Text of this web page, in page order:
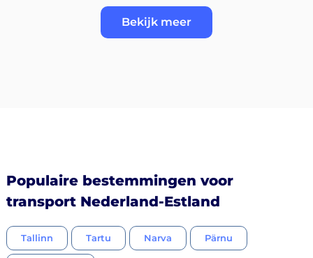
Bekijk meer
Populaire bestemmingen voor
transport Nederland-Estland
Tallinn Tartu Narva Pärnu